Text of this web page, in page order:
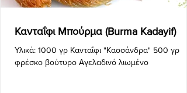
Κανταΐφι Μπούρμα (Burma Kadayif)
Υλικά: 1000 γρ Κανταΐφι "Κασσάνδρα" 500 γρ
φρέσκο βούτυρο Αγελαδινό λιωμένο